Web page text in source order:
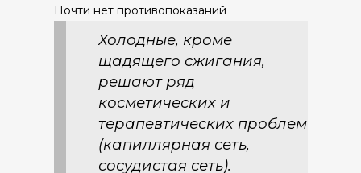
Почти нет противопоказаний
Холодные, кроме
щадящего сжигания,
решают ряд
косметических и
терапевтических проблем
(капиллярная сеть,
сосудистая сеть).